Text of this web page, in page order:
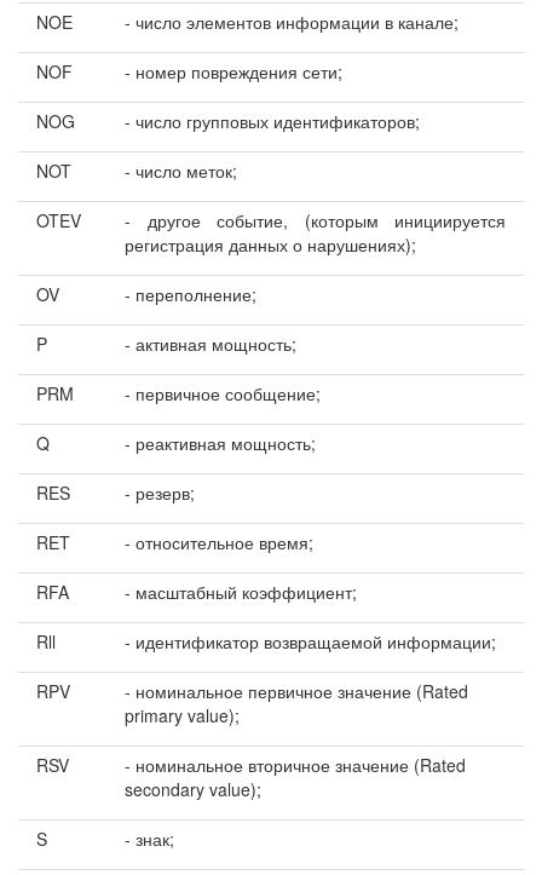
NOE - число элементов информации в канале;
NOF - номер повреждения сети;
NOG - число групповых идентификаторов;
NOT - число меток;
OTEV
- другое событие, (которым инициируется
регистрация данных о нарушениях);
OV - переполнение;
P - активная мощность;
PRM - первичное сообщение;
Q - реактивная мощность;
RES - резерв;
RET - относительное время;
RFA - масштабный коэффициент;
Rll - идентификатор возвращаемой информации;
RPV
- номинальное первичное значение (Rated
primary value);
RSV
- номинальное вторичное значение (Rated
secondary value);
S - знак;